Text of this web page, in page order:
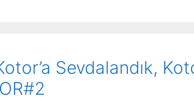
Sevdalandık,